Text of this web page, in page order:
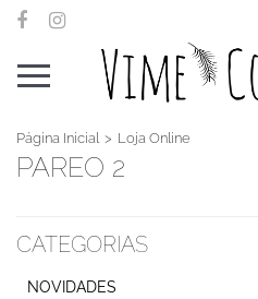
Página Inicial Loja Online
PAREO 2
CATEGORIAS
NOVIDADES